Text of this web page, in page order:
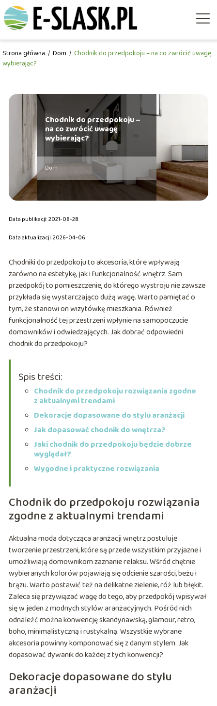
Strona główna / Dom / Chodnik do przedpokoju – na co zwrócić uwagę
wybierając?
Chodnik do przedpokoju –
na co zwrócić uwagę
wybierając?
Dom
Data publikacji: 2021-08-28
Data aktualizacji: 2026-04-06
Chodniki do przedpokoju to akcesoria, które wpływają
zarówno na estetykę, jak i funkcjonalność wnętrz. Sam
przedpokój to pomieszczenie, do którego wystroju nie zawsze
przykłada się wystarczająco dużą wagę. Warto pamiętać o
tym, że stanowi on wizytówkę mieszkania. Również
funkcjonalność tej przestrzeni wpłynie na samopoczucie
domowników i odwiedzających. Jak dobrać odpowiedni
chodnik do przedpokoju?
Spis treści:
Chodnik do przedpokoju rozwiązania zgodne
z aktualnymi trendami
Dekoracje dopasowane do stylu aranżacji
Jak dopasować chodnik do wnętrza?
Jaki chodnik do przedpokoju będzie dobrze
wyglądał?
Wygodne i praktyczne rozwiązania
Chodnik do przedpokoju rozwiązania
zgodne z aktualnymi trendami
Aktualna moda dotycząca aranżacji wnętrz postuluje
tworzenie przestrzeni, które są przede wszystkim przyjazne i
umożliwiają domownikom zaznanie relaksu. Wśród chętnie
wybieranych kolorów pojawiają się odcienie szarości, beżu i
brązu. Warto postawić też na delikatne zielenie, róż lub błękit.
Zaleca się przywiązać wagę do tego, aby przedpokój wpisywał
się w jeden z modnych stylów aranżacyjnych. Pośród nich
odnaleźć można konwencję skandynawską, glamour, retro,
boho, minimalistyczną i rustykalną. Wszystkie wybrane
akcesoria powinny komponować się z danym stylem. Jak
dopasować dywanik do każdej z tych konwencji?
Dekoracje dopasowane do stylu
aranżacji